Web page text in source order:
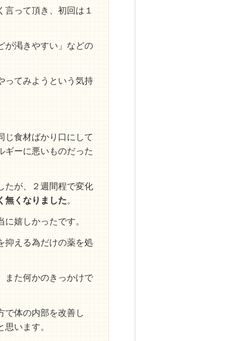
って頂き、初回は１
が渇きやすい」などの
ってみようという気持
じ食材ばかり口にして
ギーに悪いものだった
たが、２週間程で変化
無くなりました。
嬉しかったです。
抑える為だけの薬を処
また何かのきっかけで
で体の内部を改善し
います。